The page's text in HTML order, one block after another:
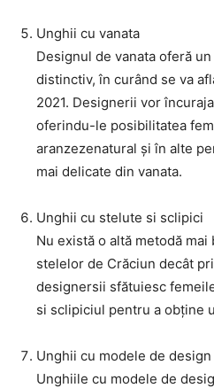
Unghii cu vanata
Designul de vanata oferă
distinctiv, în curând se va
2021. Designerii vor
oferindu-le posibilitatea
aranzezenatural și în alte
mai delicate din vanata.
Unghii cu stelute si sclipici
Nu există o altă metodă
stelelor de Crăciun decât
designersii sfătuiesc
si sclipiciul pentru a obține
Unghii cu modele de design
Unghiile cu modele de